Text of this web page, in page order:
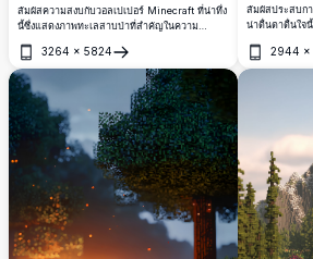
สัมผัสความสงบกับวอลเปเปอร์ Minecraft ที่น่าทึ่ง
นี้ซึ่งแสดงภาพทะเลสาบป่าที่สำคัญในความ
ต้นไม้ที่เขียวขจีและน้ำที่สะท้อนอย่างสวยงาม มอบ
การหลบหนีแบบเวอร์ชวลที่ดีเยี่ยม ออกแบบมา
สำหรับอุปกรณ์เคลื่อนที่ ภาพความละเอียดสูงนี้นำ
เสนอบรรยากาศที่เงียบสงบของป่าทึบแบบบล็อคที่มี
ชีวิต เหมาะสำหรับผู้ที่ชื่นชอบ Minecraft ที่
ต้องการปรับปรุงการใช้งานบนมือถือของพวกเขา
ด้วยการสัมผัสแบบสงบ
3264 × 5824
เปิด
สัมผัสประสบก
น่าตื่นตาตื่นใจ
โคมไฟลอยน้ำ
งานศิลปะควา
2944 ×
เปิด